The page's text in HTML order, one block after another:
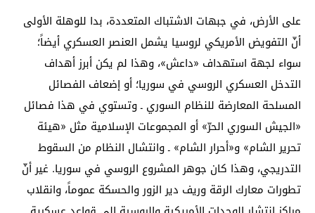
على الأرض، في جبهات الاشتباك المتعددة، بدا للوهلة الأولى
أنّ التفويض الأمريكي لروسيا يشمل العنصر العسكري أيضاً؛
سواء لجهة استهداف «داعش»، وهذا لم يكن أبرز أهداف
التدخل العسكري الروسي في سوريا؛ أو إضعاف الفصائل
المسلحة المعارضة للنظام السوري ـ وتستوي في هذا فصائل
«الجيش السوري الحرّ» أو المجموعات الإسلامية مثل «هيئة
تحرير الشام» و«أحرار الشام» ـ وانتشال النظام من السقوط
التدريجي، وهذا كان جوهر المشروع الروسي في سوريا. غير أنّ
تطورات معارك الرقة وريف دير الزور والحسكة عموماً، وانقلاب